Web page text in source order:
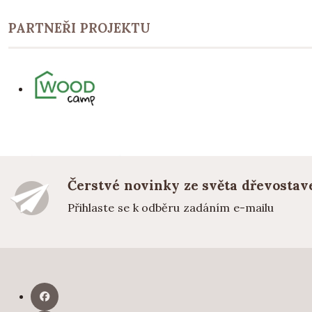
PARTNEŘI PROJEKTU
Čerstvé novinky ze světa
Přihlaste se k odběru zadáním e-mailu